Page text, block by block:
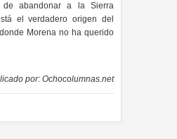
abandonar a la Sierra
el verdadero origen del
Morena no ha querido
por: Ochocolumnas.net